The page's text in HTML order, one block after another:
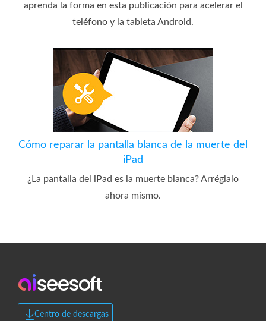
aprenda la forma en esta publicación para acelerar el
teléfono y la tableta Android.
Cómo reparar la pantalla blanca de la muerte del
iPad
¿La pantalla del iPad es la muerte blanca? Arréglalo
ahora mismo.
Centro de descargas